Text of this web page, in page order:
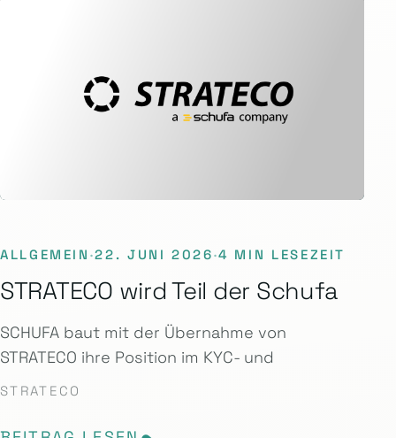
ALLGEMEIN ·22. JUNI 2026·4 MIN LESEZEIT
STRATECO wird Teil der Schufa
SCHUFA baut mit der Übernahme von
STRATECO ihre Position im KYC- und
STRATECO